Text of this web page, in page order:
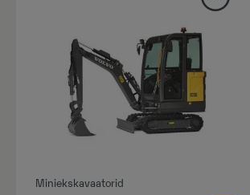
Miniekskavaatorid